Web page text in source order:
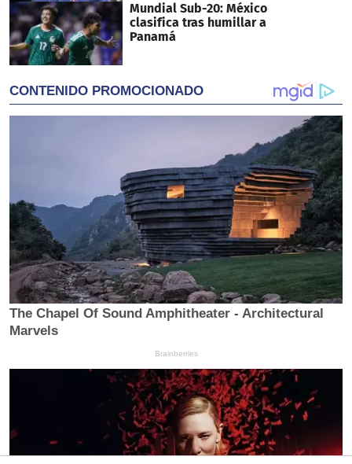
Mundial Sub-20: México
clasifica tras humillar a
Panamá